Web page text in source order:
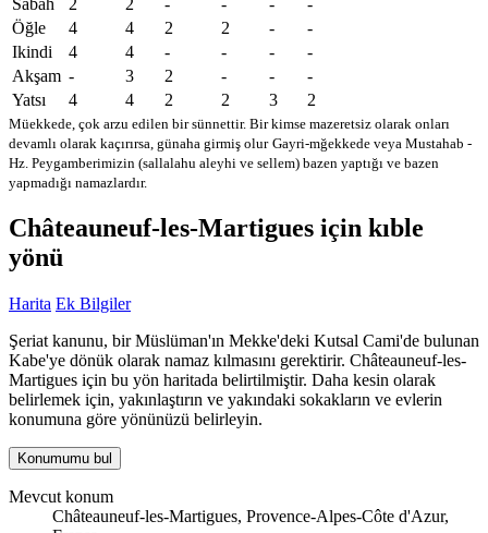
Sabah
2 2 - - -
-
Öğle
4 4 2 2 -
-
Ikindi
4 4 - - -
-
Akşam - 3 2 - -
-
Yatsı
4 4 2 2 3 2
Müekkede, çok arzu edilen bir sünnettir. Bir kimse mazeretsiz olarak onları
devamlı olarak kaçırırsa, günaha girmiş olur Gayri-mğekkede veya Mustahab -
Hz. Peygamberimizin (sallalahu aleyhi ve sellem) bazen yaptığı ve bazen
yapmadığı namazlardır.
Châteauneuf-les-Martigues için kıble
yönü
Harita Ek Bilgiler
Şeriat kanunu, bir Müslüman'ın Mekke'deki Kutsal Cami'de bulunan
Kabe'ye dönük olarak namaz kılmasını gerektirir. Châteauneuf-les-
Martigues için bu yön haritada belirtilmiştir. Daha kesin olarak
belirlemek için, yakınlaştırın ve yakındaki sokakların ve evlerin
konumuna göre yönünüzü belirleyin.
Konumumu bul
Mevcut konum
Châteauneuf-les-Martigues, Provence-Alpes-Côte d'Azur,